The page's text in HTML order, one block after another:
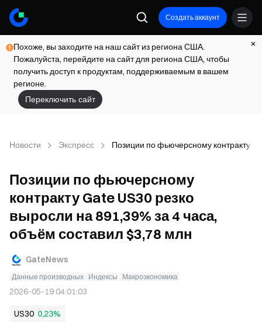
Создать аккаунт
Похоже, вы заходите на наш сайт из региона США.
Пожалуйста, перейдите на сайт для региона США, чтобы
получить доступ к продуктам, поддерживаемым в вашем
регионе.
Переключить сайт
Новости Экспресс Позиции по фьючерсному контракту
Позиции по фьючерсному
контракту Gate US30 резко
выросли на 891,39% за 4 часа,
объём составил $3,78 млн
GateNews
Данные производных Индексы Макроэкономика
2026-05-19 04:01:03
US30 0,23%